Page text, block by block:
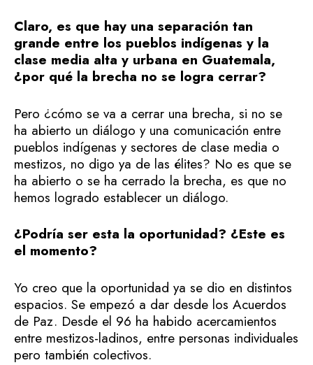
Claro, es que hay una separación tan
grande entre los pueblos indígenas y la
clase media alta y urbana en Guatemala,
¿por qué la brecha no se logra cerrar?
Pero ¿cómo se va a cerrar una brecha, si no se
ha abierto un diálogo y una comunicación entre
pueblos indígenas y sectores de clase media o
mestizos, no digo ya de las élites? No es que se
ha abierto o se ha cerrado la brecha, es que no
hemos logrado establecer un diálogo.
¿Podría ser esta la oportunidad? ¿Este es
el momento?
Yo creo que la oportunidad ya se dio en distintos
espacios. Se empezó a dar desde los Acuerdos
de Paz. Desde el 96 ha habido acercamientos
entre mestizos-ladinos, entre personas individuales
pero también colectivos.